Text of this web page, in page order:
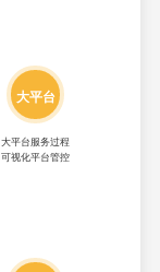
大平台
大平台服务过程
可视化平台管控